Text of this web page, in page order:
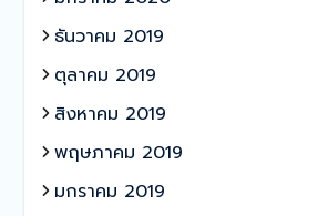
ธันวาคม 2019
ตุลาคม 2019
สิงหาคม 2019
พฤษภาคม 2019
มกราคม 2019